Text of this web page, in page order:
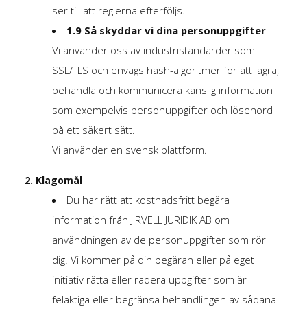
ser till att reglerna efterföljs.
1.9 Så skyddar vi dina personuppgifter
Vi använder oss av industristandarder som
SSL/TLS och envägs hash-algoritmer för att lagra,
behandla och kommunicera känslig information
som exempelvis personuppgifter och lösenord
på ett säkert sätt.
Vi använder en svensk plattform.
2. Klagomål
Du har rätt att kostnadsfritt begära
information från JIRVELL JURIDIK AB om
användningen av de personuppgifter som rör
dig. Vi kommer på din begäran eller på eget
initiativ rätta eller radera uppgifter som är
felaktiga eller begränsa behandlingen av sådana